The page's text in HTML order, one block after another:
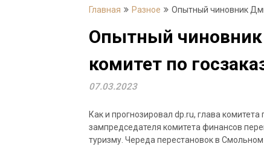
Главная Разное Опытный чиновник
Опытный чиновник
комитет по
07.03.2023
Как и прогнозировал dp.ru, глава
зампредседателя комитета финансов
туризму. Череда перестановок в